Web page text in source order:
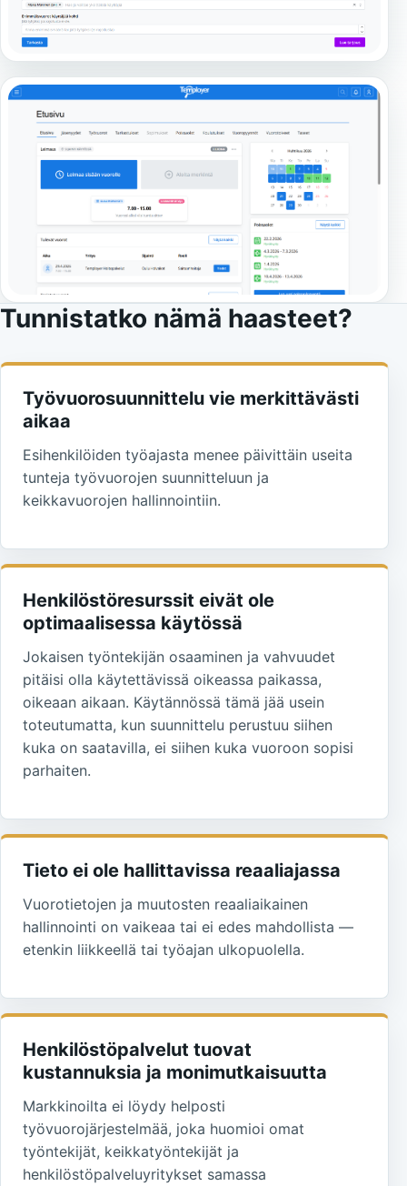
Tunnistatko nämä haasteet?
Työvuorosuunnittelu vie merkittävästi
aikaa
Esihenkilöiden työajasta menee päivittäin useita
tunteja työvuorojen suunnitteluun ja
keikkavuorojen hallinnointiin.
Henkilöstöresurssit eivät ole
optimaalisessa käytössä
Jokaisen työntekijän osaaminen ja vahvuudet
pitäisi olla käytettävissä oikeassa paikassa,
oikeaan aikaan. Käytännössä tämä jää usein
toteutumatta, kun suunnittelu perustuu siihen
kuka on saatavilla, ei siihen kuka vuoroon sopisi
parhaiten.
Tieto ei ole hallittavissa reaaliajassa
Vuorotietojen ja muutosten reaaliaikainen
hallinnointi on vaikeaa tai ei edes mahdollista —
etenkin liikkeellä tai työajan ulkopuolella.
Henkilöstöpalvelut tuovat
kustannuksia ja monimutkaisuutta
Markkinoilta ei löydy helposti
työvuorojärjestelmää, joka huomioi omat
työntekijät, keikkatyöntekijät ja
henkilöstöpalveluyritykset samassa